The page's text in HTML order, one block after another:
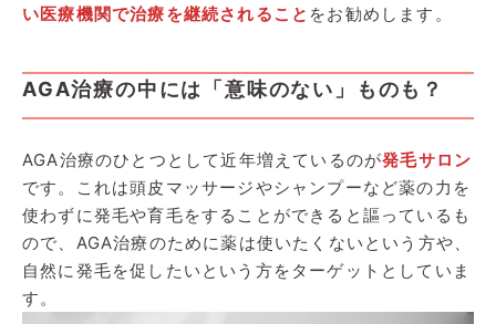
い医療機関で治療を継続されること をお勧めします。
AGA治療の中には「意味のない」ものも？
AGA治療のひとつとして近年増えているのが発毛サロン
です。これは頭皮マッサージやシャンプーなど薬の力を
使わずに発毛や育毛をすることができると謳っているも
ので、AGA治療のために薬は使いたくないという方や、
自然に発毛を促したいという方をターゲットとしていま
す。